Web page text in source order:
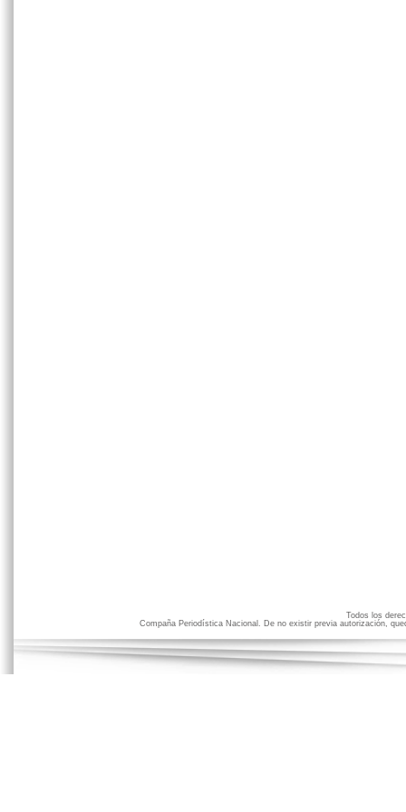
Todos los
Compaña Periodística Nacional. De no existir previa autorización,